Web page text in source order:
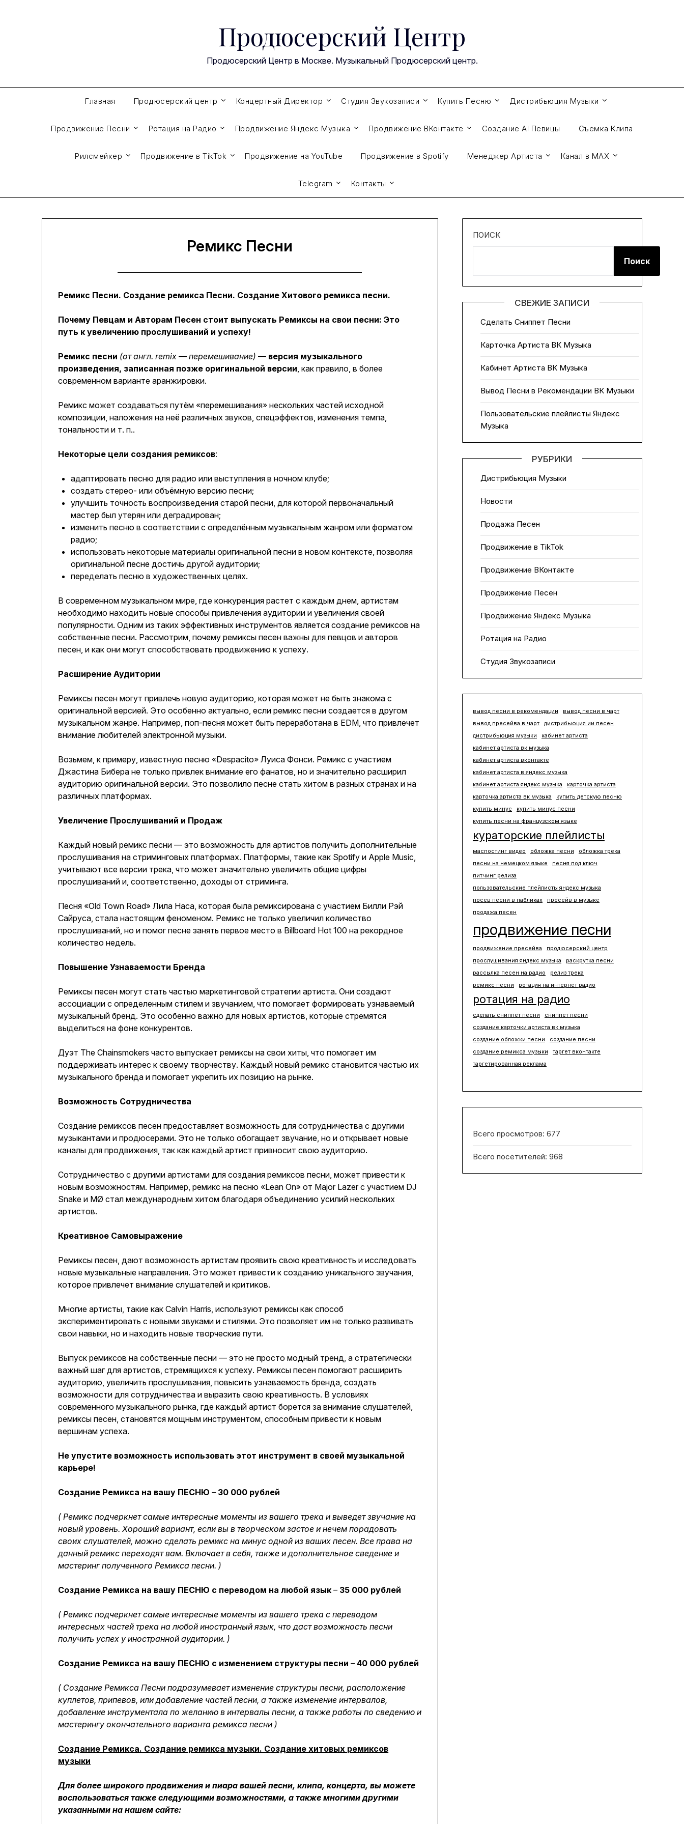
Продюсерский Центр
Продюсерский Центр в Москве. Музыкальный Продюсерский центр.
Главная Продюсерский центр Концертный Директор Студия Звукозаписи Купить Песню Дистрибьюция Музыки
Продвижение Песни Ротация на Радио Продвижение Яндекс Музыка Продвижение ВКонтакте Создание AI Певицы Съемка Клипа
Рилсмейкер Продвижение в TikTok Продвижение на YouTube Продвижение в Spotify Менеджер Артиста Канал в МАХ
Telegram Контакты
Ремикс Песни
в
Ремикс Песни. Создание ремикса Песни. Создание Хитового ремикса песни.
Почему Певцам и Авторам Песен стоит выпускать Ремиксы на свои песни: Это
путь к увеличению прослушиваний и успеху!
Ремикс песни (от англ. remix — перемешивание)— версия музыкального
произведения, записанная позже оригинальной версии, как правило, в более
современном варианте аранжировки.
Ремикс может создаваться путём «перемешивания» нескольких частей исходной
композиции, наложения на неё различных звуков, спецэффектов, изменения темпа,
тональности и т. п..
Некоторые цели создания ремиксов:
адаптировать песню для радио или выступления в ночном клубе;
создать стерео- или объёмную версию песни;
улучшить точность воспроизведения старой песни, для которой первоначальный
мастер был утерян или деградирован;
изменить песню в соответствии с определённым музыкальным жанром или форматом
радио;
использовать некоторые материалы оригинальной песни в новом контексте, позволяя
оригинальной песне достичь другой аудитории;
переделать песню в художественных целях.
В современном музыкальном мире, где конкуренция растет с каждым днем, артистам
необходимо находить новые способы привлечения аудитории и увеличения своей
популярности. Одним из таких эффективных инструментов является создание ремиксов на
собственные песни. Рассмотрим, почему ремиксы песен важны для певцов и авторов
песен, и как они могут способствовать продвижению к успеху.
Расширение Аудитории
Ремиксы песен могут привлечь новую аудиторию, которая может не быть знакома с
оригинальной версией. Это особенно актуально, если ремикс песни создается в другом
музыкальном жанре. Например, поп-песня может быть переработана в EDM, что привлечет
внимание любителей электронной музыки.
Возьмем, к примеру, известную песню «Despacito» Луиса Фонси. Ремикс с участием
Джастина Бибера не только привлек внимание его фанатов, но и значительно расширил
аудиторию оригинальной версии. Это позволило песне стать хитом в разных странах и на
различных платформах.
Увеличение Прослушиваний и Продаж
Каждый новый ремикс песни — это возможность для артистов получить дополнительные
прослушивания на стриминговых платформах. Платформы, такие как Spotify и Apple Music,
учитывают все версии трека, что может значительно увеличить общие цифры
прослушиваний и, соответственно, доходы от стриминга.
Песня «Old Town Road» Лила Наса, которая была ремиксирована с участием Билли Рэй
Сайруса, стала настоящим феноменом. Ремикс не только увеличил количество
прослушиваний, но и помог песне занять первое место в Billboard Hot 100 на рекордное
количество недель.
Повышение Узнаваемости Бренда
Ремиксы песен могут стать частью маркетинговой стратегии артиста. Они создают
ассоциации с определенным стилем и звучанием, что помогает формировать узнаваемый
музыкальный бренд. Это особенно важно для новых артистов, которые стремятся
выделиться на фоне конкурентов.
Дуэт The Chainsmokers часто выпускает ремиксы на свои хиты, что помогает им
поддерживать интерес к своему творчеству. Каждый новый ремикс становится частью их
музыкального бренда и помогает укрепить их позицию на рынке.
Возможность Сотрудничества
Создание ремиксов песен предоставляет возможность для сотрудничества с другими
музыкантами и продюсерами. Это не только обогащает звучание, но и открывает новые
каналы для продвижения, так как каждый артист привносит свою аудиторию.
Сотрудничество с другими артистами для создания ремиксов песни, может привести к
новым возможностям. Например, ремикс на песню «Lean On» от Major Lazer с участием DJ
Snake и MØ стал международным хитом благодаря объединению усилий нескольких
артистов.
Креативное Самовыражение
Ремиксы песен, дают возможность артистам проявить свою креативность и исследовать
новые музыкальные направления. Это может привести к созданию уникального звучания,
которое привлечет внимание слушателей и критиков.
Многие артисты, такие как Calvin Harris, используют ремиксы как способ
экспериментировать с новыми звуками и стилями. Это позволяет им не только развивать
свои навыки, но и находить новые творческие пути.
Выпуск ремиксов на собственные песни — это не просто модный тренд, а стратегически
важный шаг для артистов, стремящихся к успеху. Ремиксы песен помогают расширить
аудиторию, увеличить прослушивания, повысить узнаваемость бренда, создать
возможности для сотрудничества и выразить свою креативность. В условиях
современного музыкального рынка, где каждый артист борется за внимание слушателей,
ремиксы песен, становятся мощным инструментом, способным привести к новым
вершинам успеха.
Не упустите возможность использовать этот инструмент в своей музыкальной
карьере!
Создание Ремикса на вашу ПЕСНЮ– 30 000 рублей
( Ремикс подчеркнет самые интересные моменты из вашего трека и выведет звучание на
новый уровень. Хороший вариант, если вы в творческом застое и нечем порадовать
своих слушателей, можно сделать ремикс на минус одной из ваших песен. Все права на
данный ремикс переходят вам. Включает в себя, также и дополнительное сведение и
мастеринг полученного Ремикса песни. )
Создание Ремикса на вашу ПЕСНЮ с переводом на любой язык– 35 000 рублей
( Ремикс подчеркнет самые интересные моменты из вашего трека с переводом
интересных частей трека на любой иностранный язык, что даст возможность песни
получить успех у иностранной аудитории. )
Создание Ремикса на вашу ПЕСНЮ с изменением структуры песни–40 000 рублей
( Создание Ремикса Песни подразумевает изменение структуры песни, расположение
куплетов, припевов, или добавление частей песни, а также изменение интервалов,
добавление инструментала по желанию в интервалы песни, а также работы по сведению и
мастерингу окончательного варианта ремикса песни )
Создание Ремикса. Создание ремикса музыки. Создание хитовых ремиксов
музыки
Для более широкого продвижения и пиара вашей песни, клипа, концерта, вы можете
воспользоваться также следующими возможностями, а также многими другими
указанными на нашем сайте:
ПОИСК
Поиск
СВЕЖИЕ ЗАПИСИ
Сделать Сниппет Песни
Карточка Артиста ВК Музыка
Кабинет Артиста ВК Музыка
Вывод Песни в Рекомендации ВК Музыки
Пользовательские плейлисты Яндекс
Музыка
РУБРИКИ
Дистрибьюция Музыки
Новости
Продажа Песен
Продвижение в TikTok
Продвижение ВКонтакте
Продвижение Песен
Продвижение Яндекс Музыка
Ротация на Радио
Студия Звукозаписи
вывод песни в рекомендации
вывод песни в чарт
вывод пресейва в чарт
дистрибьюция ии песен
дистрибьюция музыки
кабинет артиста
кабинет артиста вк музыка
кабинет артиста вконтакте
кабинет артиста в яндекс музыка
кабинет артиста яндекс музыка
карточка артиста
карточка артиста вк музыка
купить детскую песню
купить минус
купить минус песни
купить песни на французском языке
кураторские плейлисты
маспостинг видео обложка песни
обложка трека
песни на немецком языке
песня под ключ
питчинг релиза
пользовательские плейлисты яндекс музыка
посев песни в пабликах
пресейв в музыке
продажа песен
продвижение песни
продвижение пресейва
продюсерский центр
прослушивания яндекс музыка
раскрутка песни
рассылка песен на радио
релиз трека
ремикс песни
ротация на интернет радио
ротация на радио
сделать сниппет песни
сниппет песни
создание карточки артиста вк музыка
создание обложки песни
создание песни
создание ремикса музыки
таргет вконтакте
таргетированная реклама
Всего просмотров: 677
Всего посетителей: 968